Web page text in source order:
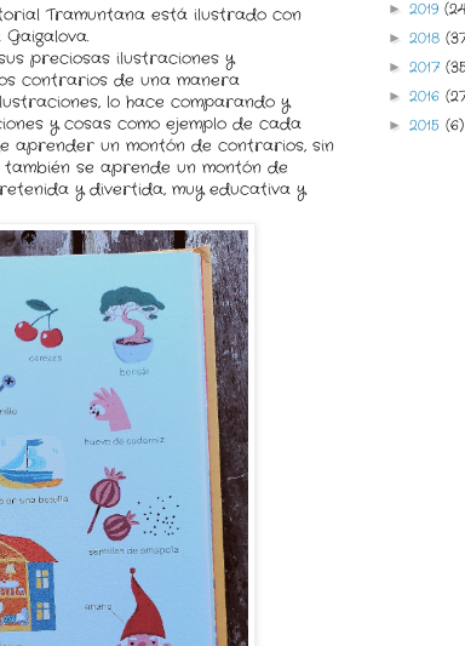
Tramuntana está ilustrado con
preciosas ilustraciones y
contrarios de una manera
lo hace comparando y
y cosas como ejemplo de cada
aprender un montón de contrarios, sin
se aprende un montón de
y divertida, muy educativa y
► 2019
► 2018
► 2017
► 2016
► 2015 (6)